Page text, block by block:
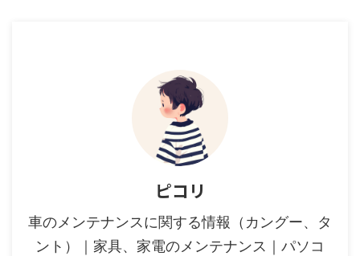
ピコリ
車のメンテナンスに関する情報（カングー、タ
ント）｜家具、家電のメンテナンス｜パソコ